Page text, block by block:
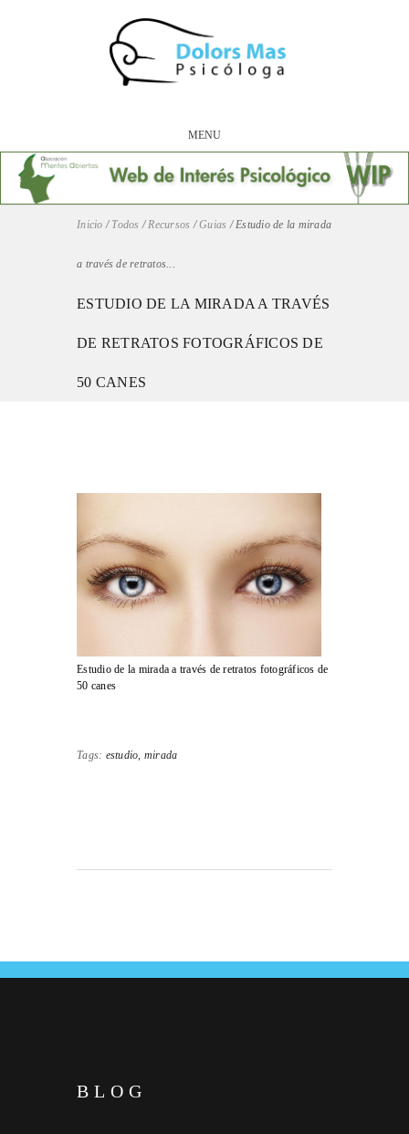
MENU
Inicio / Todos /Recursos /Guias /Estudio de la mirada
a través de retratos...
ESTUDIO DE LA MIRADA A TRAVÉS
DE RETRATOS FOTOGRÁFICOS DE
50 CANES
Estudio de la mirada a través de retratos fotográficos de
50 canes
Tags: estudio, mirada
BLOG